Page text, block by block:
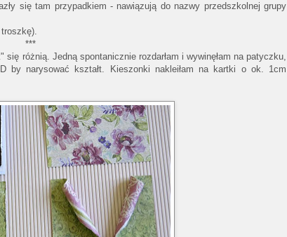
się tam przypadkiem - nawiązują do nazwy przedszkolnej grupy
troszkę).
***
różnią. Jedną spontanicznie rozdarłam i wywinęłam na patyczku,
by narysować kształt. Kieszonki nakleiłam na kartki o ok. 1cm